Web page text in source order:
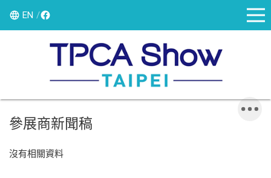
EN
參展商新聞稿
沒有相關資料